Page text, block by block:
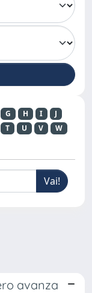
G H I
J
T U V
W
avanza